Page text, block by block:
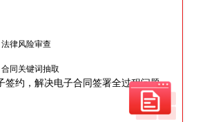
法律风险审查
合同关键词抽取
签约，解决电子合同签署全过程问题